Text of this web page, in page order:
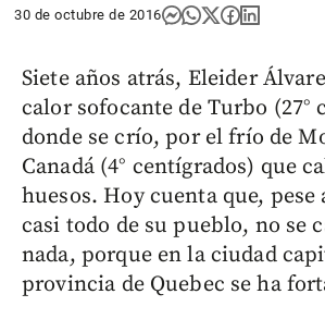
30 de octubre de 2016
Siete años atrás, Eleider
calor sofocante de Turbo (27°
donde se crío, por el frío de
Canadá (4° centígrados) que
huesos. Hoy cuenta que, pese
casi todo de su pueblo, no se
nada, porque en la ciudad
provincia de Quebec se ha